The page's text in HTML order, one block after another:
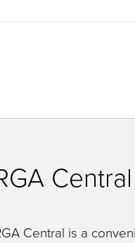
Central
Central is a